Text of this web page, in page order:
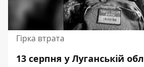
Гірка втрата
13 серпня у Луганській